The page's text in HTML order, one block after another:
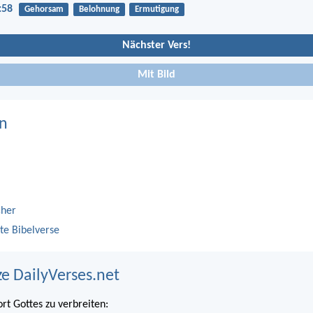
Gehorsam Belohnung Ermutigung
Nächster Vers!
Mit Bild
Bibelverse
DailyVerses.net
Gottes zu verbreiten: